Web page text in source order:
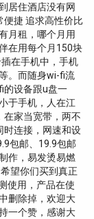
居住酒店没有网
捷 追求高性价比
月租，哪个月用
在用每个月150块
在手机中，手机
。而随身wi-fi流
的设备跟u盘一
于手机，人在江
家当宽带，两不
时连接，网速和设
包邮、19.9包邮
作，易发烫易燃
望你们买到真正
使用，产品在使
删除掉，欢迎大
一个赞，感谢大